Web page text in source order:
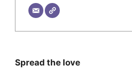
Spread the love